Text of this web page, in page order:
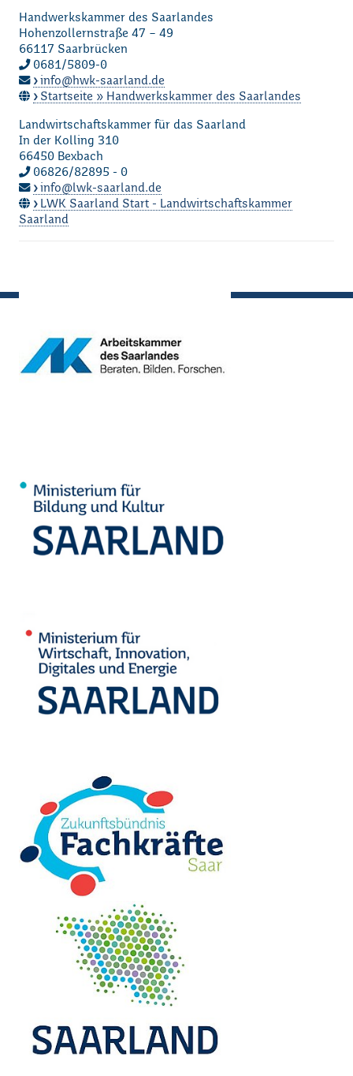
Handwerkskammer des Saarlandes
Hohenzollernstraße 47 – 49
66117 Saarbrücken
0681/5809-0
info
hwk-saarland.de
Startseite » Handwerkskammer des Saarlandes
Landwirtschaftskammer für das Saarland
In der Kolling 310
66450 Bexbach
06826/82895 - 0
info
lwk-saarland.de
LWK Saarland Start - Landwirtschaftskammer
Saarland